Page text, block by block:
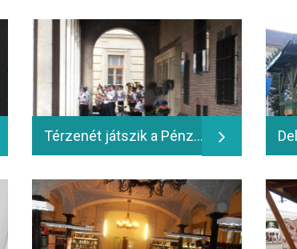
Térzenét játszik a Pénzügyőr Zenekar - 2013.06.12.